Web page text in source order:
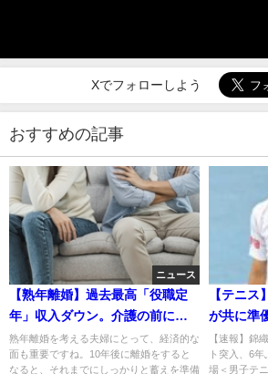
Xでフォローしよう
おすすめの記事
ニュース
【熟年離婚】過去最高「役職定
年」収入ダウン。介護の前に。
高齢者独居貧困の実態。
熟年離婚を考える夫婦にとって、経済的な
面も重要ですね。10年後に離婚をすると
なると、それまでにしっかりと蓄えを準備
【テニス
が共に準
人目妊娠
ン！
【速報】錦
ト突入、6
場＜男子テ